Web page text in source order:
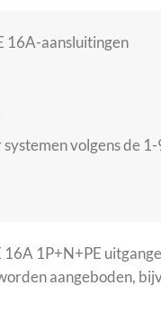
16A-aansluitingen
volgens de
1P+N+PE
aangeboden,